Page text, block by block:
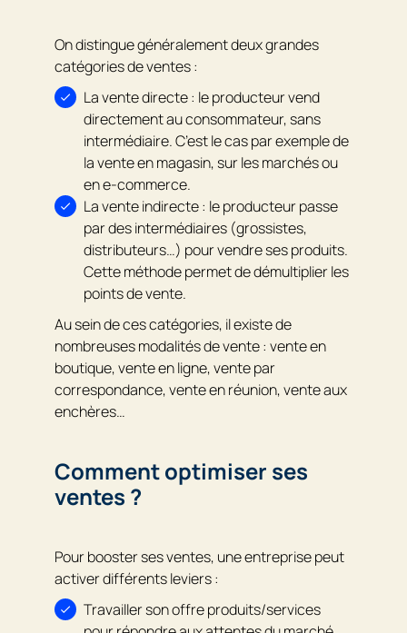
On distingue généralement deux grandes
catégories de ventes :
La vente directe : le producteur vend
directement au consommateur, sans
intermédiaire. C’est le cas par exemple de
la vente en magasin, sur les marchés ou
en e-commerce.
La vente indirecte : le producteur passe
par des intermédiaires (grossistes,
distributeurs…) pour vendre ses produits.
Cette méthode permet de démultiplier les
points de vente.
Au sein de ces catégories, il existe de
nombreuses modalités de vente : vente en
boutique, vente en ligne, vente par
correspondance, vente en réunion, vente aux
enchères…
Comment optimiser ses
ventes ?
Pour booster ses ventes, une entreprise peut
activer différents leviers :
Travailler son offre produits/services